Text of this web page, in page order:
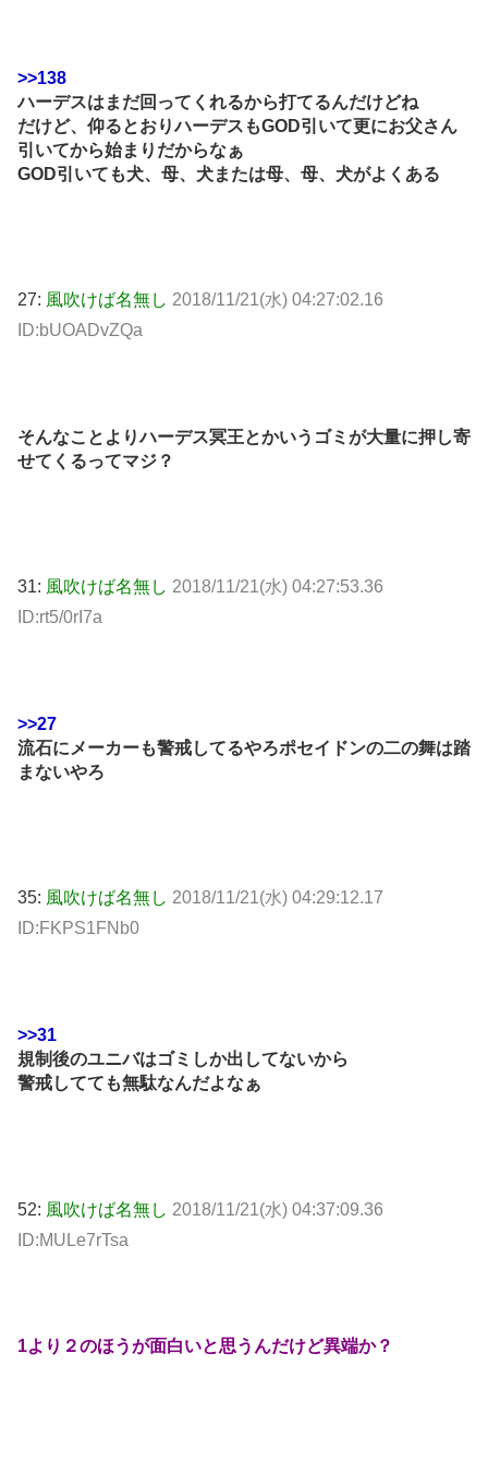
>>138
ハーデスはまだ回ってくれるから打てるんだけどね
だけど、仰るとおりハーデスもGOD引いて更にお父さん
引いてから始まりだからなぁ
GOD引いても犬、母、犬または母、母、犬がよくある
27: 風吹けば名無し 2018/11/21(水) 04:27:02.16
ID:bUOADvZQa
そんなことよりハーデス冥王とかいうゴミが大量に押し寄
せてくるってマジ？
31: 風吹けば名無し 2018/11/21(水) 04:27:53.36
ID:rt5/0rI7a
>>27
流石にメーカーも警戒してるやろポセイドンの二の舞は踏
まないやろ
35: 風吹けば名無し 2018/11/21(水) 04:29:12.17
ID:FKPS1FNb0
>>31
規制後のユニバはゴミしか出してないから
警戒してても無駄なんだよなぁ
52: 風吹けば名無し 2018/11/21(水) 04:37:09.36
ID:MULe7rTsa
1より２のほうが面白いと思うんだけど異端か？